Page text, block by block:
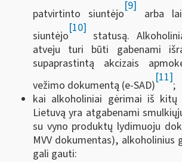
patvirtinto siuntėjo
[9]
arba
siuntėjo
[10]
statusą.
atveju turi būti gabenami
supaprastintą akcizais
vežimo dokumentą (e-SAD)
[11]
;
kai alkoholiniai gėrimai iš kitų
Lietuvą yra atgabenami
su vyno produktų lydimuoju
MVV dokumentas), alkoholinius
gali gauti: